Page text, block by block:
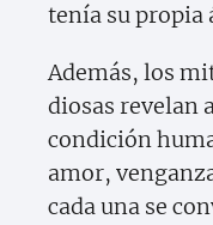
tenía su propia
Además, los
diosas revelan
condición
amor,
cada una se